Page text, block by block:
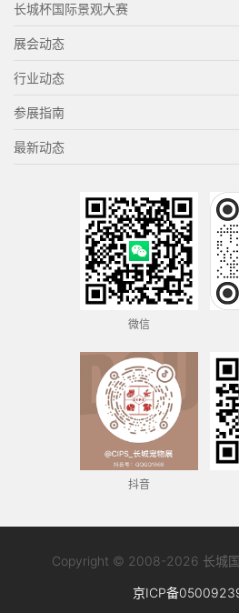
长城杯国际景观大赛
展会动态
行业动态
参展指南
最新动态
微信
抖音
Copyright © 2008-2026 长城国
京ICP备